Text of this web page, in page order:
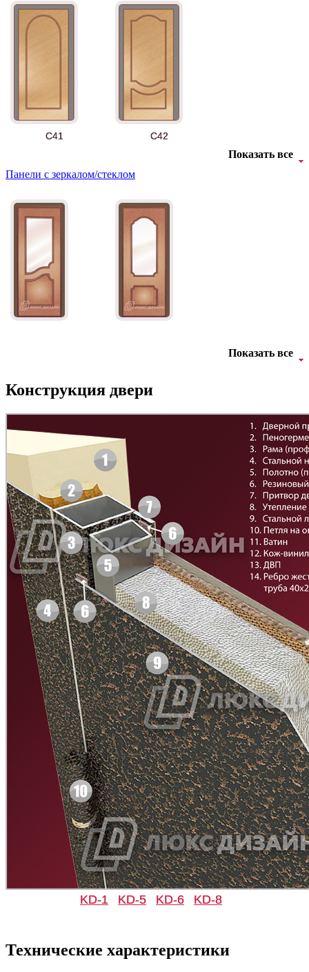
Б-35 3
БУК БАВАРИЯ
Д-11 СС Д-15 60
Д-33 Д-35 Н
Д-35 СС
C41 C42
C44
C47 C48
C49 C50
Показать все
Панели с зеркалом/стеклом
Показать все
Конструкция двери
KD-1 KD-5 KD-6 KD-8
Технические характеристики